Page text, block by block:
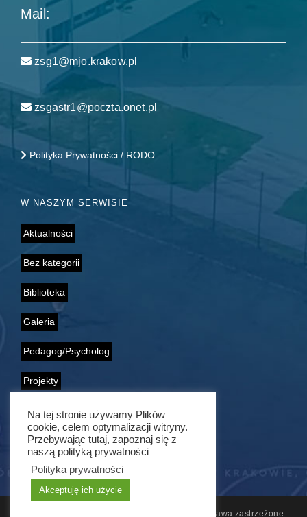
Mail:
zsg1@mjo.krakow.pl
zsgastr1@poczta.onet.pl
Polityka Prywatności / RODO
W NASZYM SERWISIE
Aktualności
Bez kategorii
Biblioteka
Galeria
Pedagog/Psycholog
Projekty
Samorząd Uczniowski
Wolontariat
© 2011 - 2021 ZSG nr 1 w Krakowie. Wszelkie prawa zastrzeżone.
Na tej stronie używamy Plików
cookie, celem optymalizacji witryny.
Przebywając tutaj, zapoznaj się z
naszą polityką prywatności
Polityka prywatności
Akceptuję ich użycie